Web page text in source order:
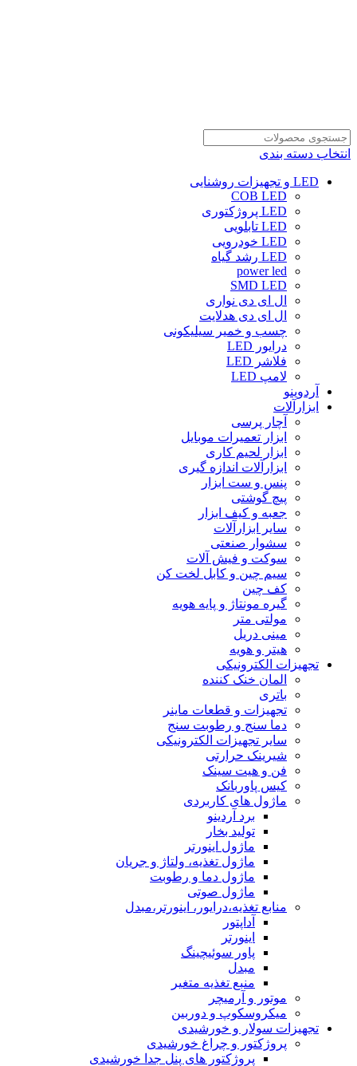
انتخاب دسته بندی
LED و تجهیزات روشنایی
COB LED
LED پروژکتوری
LED تابلویی
LED خودرویی
LED رشد گیاه
power led
SMD LED
ال ای دی نواری
ال ای دی هدلایت
چسب و خمیر سیلیکونی
درایور LED
فلاشر LED
لامپ LED
آردوینو
ابزارآلات
آچار پرسی
ابزار تعمیرات موبایل
ابزار لحیم کاری
ابزارآلات اندازه گیری
پنس و ست ابزار
پیچ گوشتی
جعبه و کیف ابزار
سایر ابزارآلات
سشوار صنعتی
سوکت و فیش آلات
سیم چین و کابل لخت کن
کف چین
گیره مونتاژ و پایه هویه
مولتی متر
مینی دریل
هیتر و هویه
تجهیزات الکترونیکی
المان خنک کننده
باتری
تجهیزات و قطعات ماینر
دما سنج و رطوبت سنج
سایر تجهیزات الکترونیکی
شیرینک حرارتی
فن و هیت سینک
کیس پاوربانک
ماژول های کاربردی
برد آردینو
تولید بخار
ماژول اینورتر
ماژول تغذیه، ولتاژ و جریان
ماژول دما و رطوبت
ماژول صوتی
منابع تغذیه،درایور، اینورتر،مبدل
آداپتور
اینورتر
پاور سوئیچینگ
مبدل
منبع تغذیه متغیر
موتور و آرمیچر
میکروسکوپ و دوربین
تجهیزات سولار و خورشیدی
پروژکتور و چراغ خورشیدی
پروژکتور های پنل جدا خورشیدی